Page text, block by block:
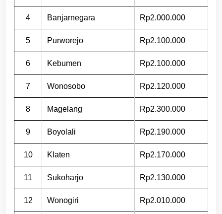
4 Banjarnegara Rp2.000.000
5 Purworejo Rp2.100.000
6 Kebumen Rp2.100.000
7 Wonosobo Rp2.120.000
8 Magelang Rp2.300.000
9 Boyolali Rp2.190.000
10 Klaten Rp2.170.000
11 Sukoharjo Rp2.130.000
12 Wonogiri Rp2.010.000